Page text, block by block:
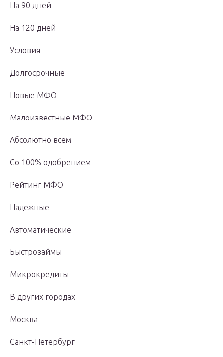
На 90 дней
На 120 дней
Условия
Долгосрочные
Новые МФО
Малоизвестные МФО
Абсолютно всем
Со 100% одобрением
Рейтинг МФО
Надежные
Автоматические
Быстрозаймы
Микрокредиты
В других городах
Москва
Санкт-Петербург